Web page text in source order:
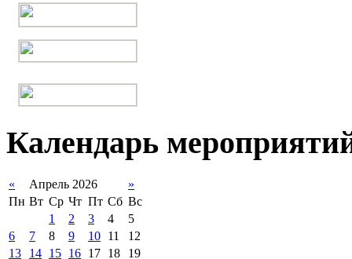
Календарь
« Апрель 2026
»
Пн Вт Ср Чт Пт Сб Вс
1
2 3 4
5
6
7 8 9 10 11
12
13
14 15 16 17 18 19